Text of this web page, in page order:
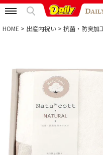
予算から選ぶ
カテゴリから選ぶ
贈る相手から選ぶ
HOME 出産内祝い 抗菌・防臭加